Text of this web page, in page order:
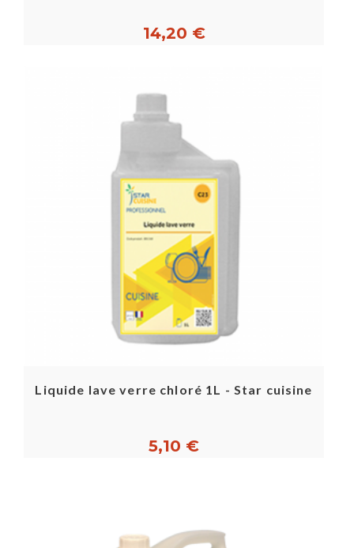
14,20 €
Liquide lave verre chloré 1L - Star cuisine
5,10 €